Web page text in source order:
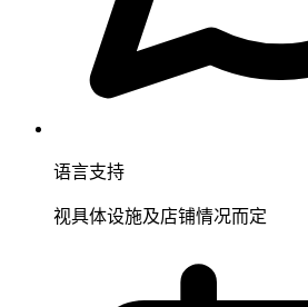
语言支持
视具体设施及店铺情况而定